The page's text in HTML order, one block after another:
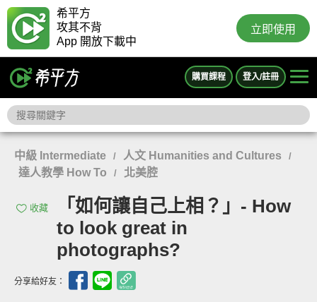
希平方
攻其不背
App 開放下載中
立即使用
購買課程 登入/註冊
中級 Intermediate / 人文 Humanities and Cultures /
達人教學 How To / 北美腔
收藏
「如何讓自己上相？」- How
to look great in
photographs?
分享給好友：